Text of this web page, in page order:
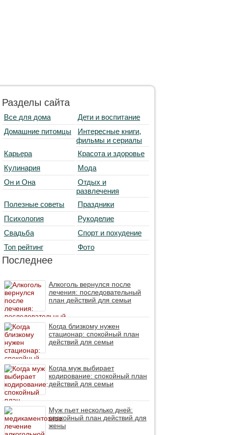
Разделы сайта
Все для дома
Дети и воспитание
Домашние питомцы
Интересные книги,
фильмы и сериалы
Карьера
Красота и здоровье
Кулинария
Мода
Он и Она
Отдых и
развлечения
Полезные советы
Праздники
Психология
Рукоделие
Свадьба
Спорт и похудение
Топ рейтинг
Фото
Последнее
Алкоголь вернулся после
лечения: последовательный
план действий для семьи
Когда близкому нужен
стационар: спокойный план
действий для семьи
Когда муж выбирает
кодирование: спокойный план
действий для семьи
Муж пьет несколько дней:
спокойный план действий для
жены